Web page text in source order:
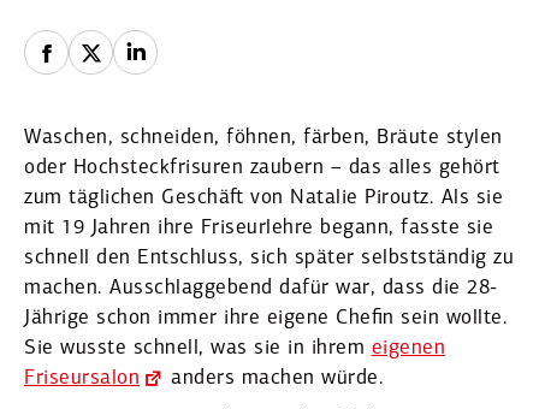
Waschen, schneiden, föhnen, färben, Bräute stylen
oder Hochsteck­fri­suren zaubern – das alles gehört
zum täglichen Geschäft von Natalie Piroutz. Als sie
mit 19 Jahren ihre Friseur­lehre begann, fasste sie
schnell den Entschluss, sich später selbst­ständig zu
machen. Ausschlag­gebend dafür war, dass die 28-
Jährige schon immer ihre eigene Chefin sein wollte.
Sie wusste schnell, was sie in ihrem eigenen
Friseur­salon
anders machen würde.